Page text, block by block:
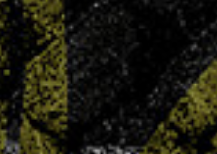
membres, joueuses, joueurs, parents, bénévoles,
partenaires et sympathisants à son Assemblée
Générale Élective qui se tiendra le dimanche 29
juin 2025 à 11h00, au COSEC Marie Marvingt à
Villers-lès-Nancy. Ordre du jour :...
LIRE PLUS